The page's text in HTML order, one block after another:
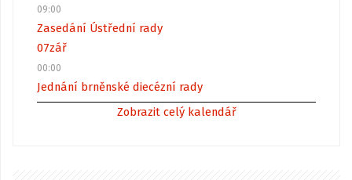
09:00
Zasedání Ústřední rady
07zář
00:00
Jednání brněnské diecézní rady
Zobrazit celý kalendář